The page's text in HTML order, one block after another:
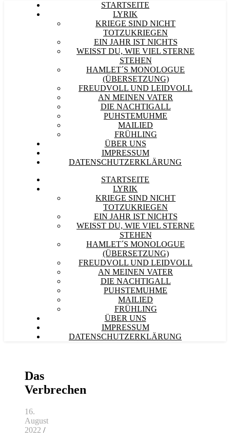
STARTSEITE
LYRIK
KRIEGE SIND NICHT
TOTZUKRIEGEN
EIN JAHR IST NICHTS
WEISST DU, WIE VIEL STERNE S
TEHEN
HAMLET´S MONOLOGUE
(ÜBERSETZUNG)
FREUDVOLL UND LEIDVOLL
AN MEINEN VATER
DIE NACHTIGALL
PUHSTEMUHME
MAILIED
FRÜHLING
ÜBER UNS
IMPRESSUM
DATENSCHUTZERKLÄRUNG
STARTSEITE
LYRIK
KRIEGE SIND NICHT
TOTZUKRIEGEN
EIN JAHR IST NICHTS
WEISST DU, WIE VIEL STERNE S
TEHEN
HAMLET´S MONOLOGUE
(ÜBERSETZUNG)
FREUDVOLL UND LEIDVOLL
AN MEINEN VATER
DIE NACHTIGALL
PUHSTEMUHME
MAILIED
FRÜHLING
ÜBER UNS
IMPRESSUM
DATENSCHUTZERKLÄRUNG
Das
Verbrechen
16.
August
2022 /